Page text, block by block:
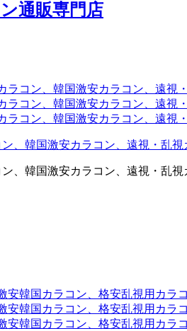
通販専門店
コン、韓国激安カラコン、遠視
コン、韓国激安カラコン、遠視
コン、韓国激安カラコン、遠視
、韓国激安カラコン、遠視・乱
、韓国激安カラコン、遠視・乱
韓国カラコン、格安乱視用カラ
韓国カラコン、格安乱視用カラ
韓国カラコン、格安乱視用カラ